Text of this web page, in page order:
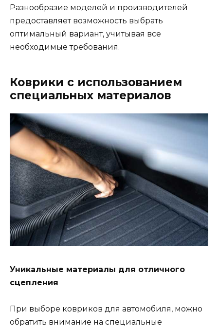
Разнообразие моделей и производителей
предоставляет возможность выбрать
оптимальный вариант, учитывая все
необходимые требования.
Коврики с использованием
специальных материалов
Уникальные материалы для отличного
сцепления
При выборе ковриков для автомобиля, можно
обратить внимание на специальные